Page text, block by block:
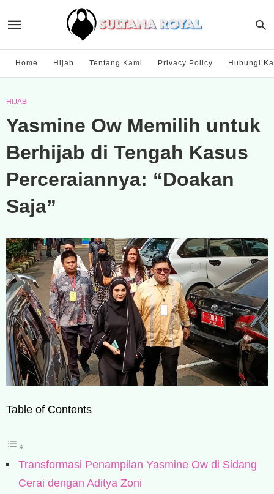
Home Hijab Tentang Kami Privacy Policy Hubungi
HIJAB
Yasmine Ow Memilih untuk
Berhijab di Tengah Kasus
Perceraiannya: “Doakan
Saja”
Table of Contents
Transformasi Penampilan Yasmine Ow di Sidang
Cerai dengan Aditya Zoni